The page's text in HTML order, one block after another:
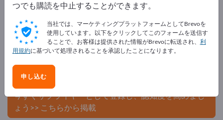
Exportpagesで無料で広告を掲載！
ニーズ – オファー – 中古品 – ビジネスコンタクト >> こ
こから始める
Exportpagesで貴社と製品を掲載し
ましょう。
今すぐサプライヤーとして登録し、認知度を高めまし
ょう>> こちらから掲載
つでも購読を中止することができます。
当社では、マーケティングプラットフォームとしてBrevoを
使用しています。以下をクリックしてこのフォームを送信す
ることで、お客様は提供された情報がBrevoに転送され、 利
用規約に基づいて処理されることを承認したことになります。
申し込む